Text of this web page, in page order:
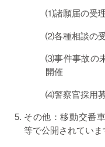
⑴諸願届の受
⑵各種相談の
⑶事件事故の
開催
⑷警察官採用
その他：移動交番
等で公開されていま